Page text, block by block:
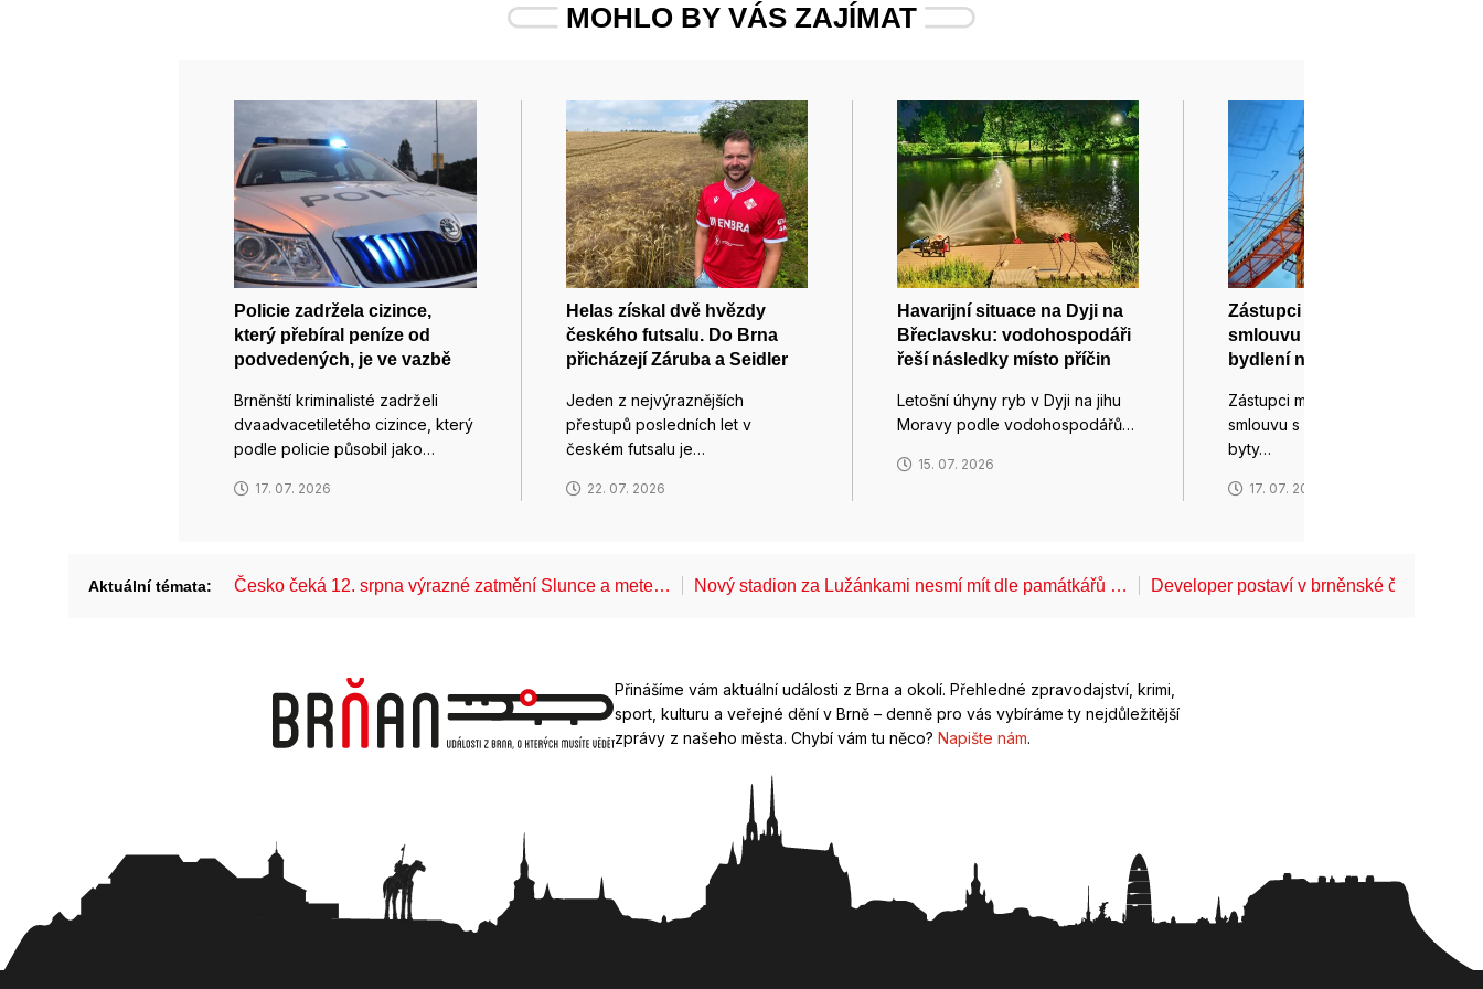
MOHLO BY VÁS ZAJÍMAT
Policie zadržela cizince,
který přebíral peníze od
podvedených, je ve vazbě
Brněnští kriminalisté zadrželi
dvaadvacetiletého cizince, který
podle policie působil jako…
17. 07. 2026
Helas získal dvě hvězdy
českého futsalu. Do Brna
přicházejí Záruba a Seidler
Jeden z nejvýraznějších
přestupů posledních let v
českém futsalu je…
22. 07. 2026
Havarijní situace na Dyji na
Břeclavsku: vodohospodáři
řeší následky místo příčin
Letošní úhyny ryb v Dyji na jihu
Moravy podle vodohospodářů…
15. 07. 2026
Zástupci Brna podepsali
smlouvu se zhotovitelem
bydlení na Kamenném vrchu
Zástupci města Brna podepsali
smlouvu s firmou, která postaví
byty…
17. 07. 2026
Aktuální témata: Česko čeká 12. srpna výrazné zatmění Slunce a mete… Nový stadion za Lužánkami nesmí mít dle památkářů … Developer postaví v brněnské části
Přinášíme vám aktuální události z Brna a okolí. Přehledné zpravodajství, krimi,
sport, kulturu a veřejné dění v Brně – denně pro vás vybíráme ty nejdůležitější
zprávy z našeho města. Chybí vám tu něco? Napište nám.